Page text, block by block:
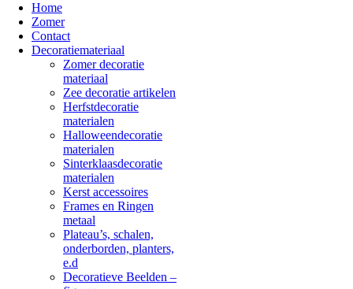
Home
Zomer
Contact
Decoratiemateriaal
Zomer decoratie
materiaal
Zee decoratie artikelen
Herfstdecoratie
materialen
Halloweendecoratie
materialen
Sinterklaasdecoratie
materialen
Kerst accessoires
Frames en Ringen
metaal
Plateau’s, schalen,
onderborden, planters,
e.d
Decoratieve Beelden –